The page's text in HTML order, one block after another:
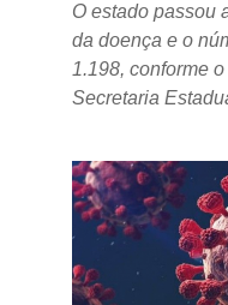
O estado passou
da doença e o
1.198, conforme
Secretaria